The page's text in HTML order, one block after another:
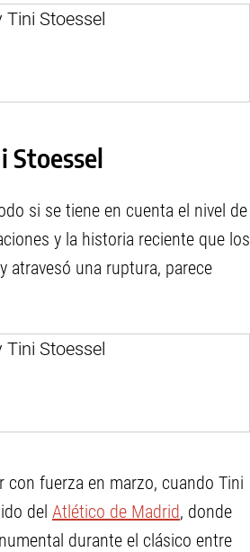
Stoessel
si se tiene en cuenta el nivel de
y la historia reciente que los
atravesó una ruptura, parece
fuerza en marzo, cuando Tini
del Atlético de Madrid, donde
durante el clásico entre